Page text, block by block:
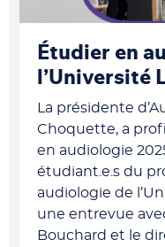
Étudier en
l’Université
La présidente
Choquette, a
en audiologie
étudiant.e.s du
audiologie de
une entrevue
Bouchard et le